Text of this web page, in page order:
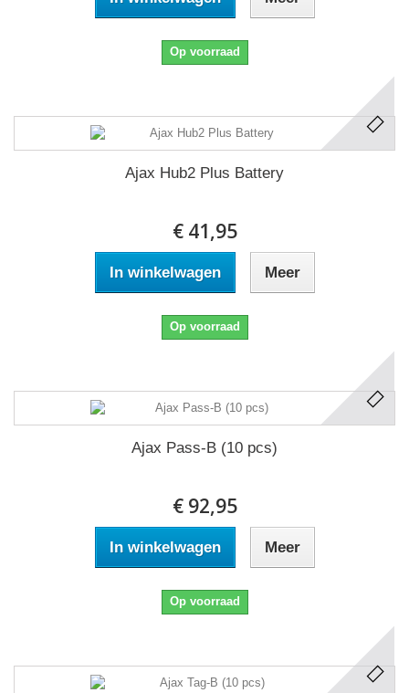
Op voorraad
Ajax Hub2 Plus Battery
€ 41,95
In winkelwagen Meer
Op voorraad
Ajax Pass-B (10 pcs)
€ 92,95
In winkelwagen Meer
Op voorraad